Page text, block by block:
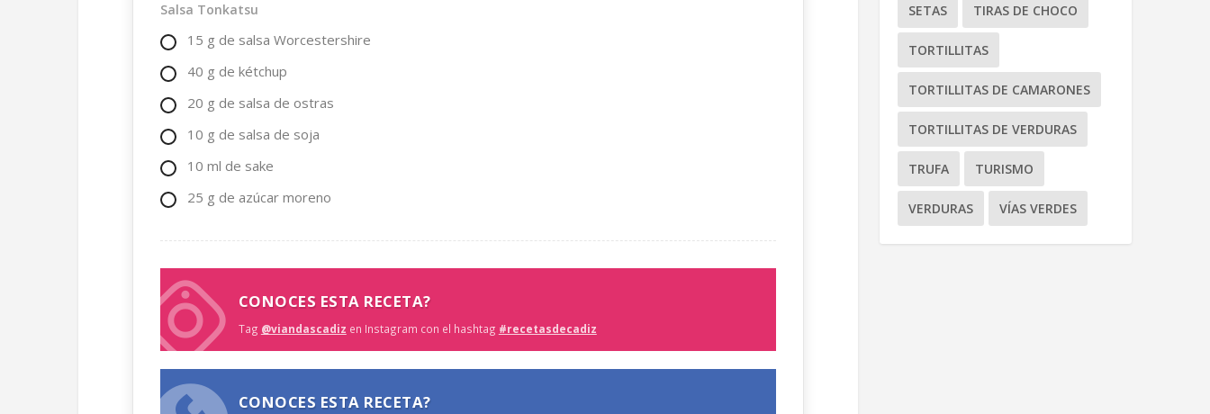
Salsa Tonkatsu
15 g de salsa Worcestershire
40 g de kétchup
20 g de salsa de ostras
10 g de salsa de soja
10 ml de sake
25 g de azúcar moreno
CONOCES ESTA RECETA?
Tag @viandascadiz en Instagram con el hashtag #recetasdecadiz
CONOCES ESTA RECETA?
SETAS TIRAS DE CHOCO
TORTILLITAS
TORTILLITAS DE CAMARONES
TORTILLITAS DE VERDURAS
TRUFA TURISMO
VERDURAS VÍAS VERDES